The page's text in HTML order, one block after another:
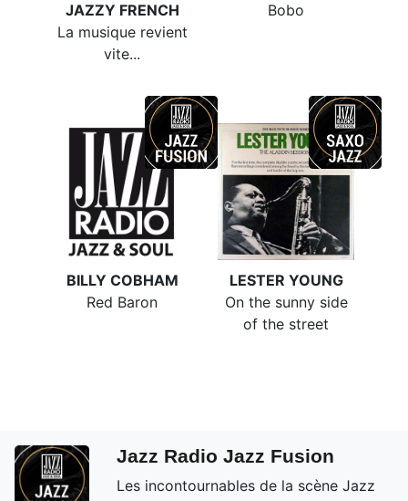
JAZZY FRENCH
La musique revient
vite...
Bobo
BILLY COBHAM
Red Baron
LESTER YOUNG
On the sunny side
of the street
Jazz Radio Jazz Fusion
Les incontournables de la scène Jazz